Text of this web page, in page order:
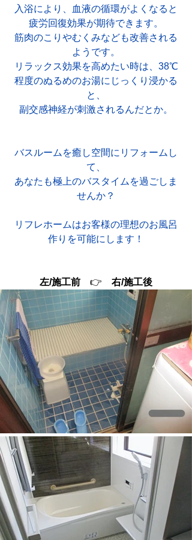
入浴により、血液の循環がよくなると
疲労回復効果が期待できます。
筋肉のこりやむくみなども改善される
ようです。
リラックス効果を高めたい時は、38℃
程度のぬるめのお湯にじっくり浸かる
と、
副交感神経が刺激されるんだとか。
バスルームを癒し空間にリフォームし
て、
あなたも極上のバスタイムを過ごしま
せんか？
リフレホームはお客様の理想のお風呂
作りを可能にします！
左/施工前 👉 右/施工後